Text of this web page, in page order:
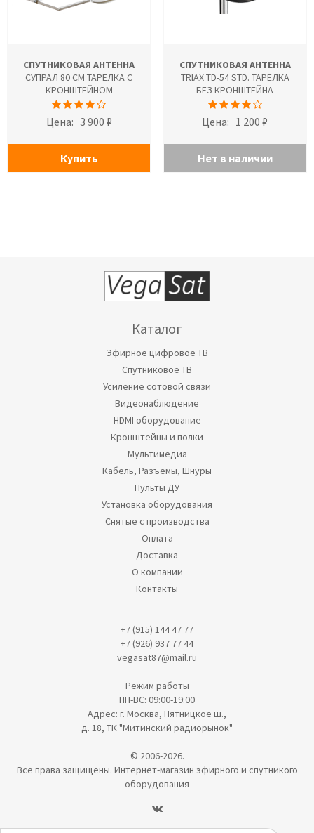
СПУТНИКОВАЯ АНТЕННА
СУПРАЛ 80 СМ ТАРЕЛКА С
КРОНШТЕЙНОМ
Цена: 3 900 ₽
Купить
СПУТНИКОВАЯ АНТЕННА
TRIAX TD-54 STD. ТАРЕЛКА
БЕЗ КРОНШТЕЙНА
Цена: 1 200 ₽
Нет в наличии
Каталог
Эфирное цифровое ТВ
Спутниковое ТВ
Усиление сотовой связи
Видеонаблюдение
HDMI оборудование
Кронштейны и полки
Мультимедиа
Кабель, Разъемы, Шнуры
Пульты ДУ
Установка оборудования
Снятые с производства
Оплата
Доставка
О компании
Контакты
+7 (915) 144 47 77
+7 (926) 937 77 44
vegasat87@mail.ru
Режим работы
ПН-ВС: 09:00-19:00
Адрес: г. Москва, Пятницкое ш.,
д. 18, ТК "Митинский радиорынок"
© 2006-2026.
Все права защищены. Интернет-магазин эфирного и спутникого
оборудования